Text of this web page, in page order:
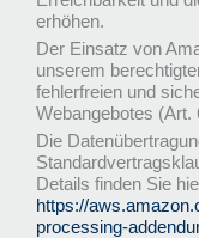
erhöhen.
Der Einsatz von
unserem
fehlerfreien und
Webangebotes (Art.
Die
Details finden Sie
https://
processing-